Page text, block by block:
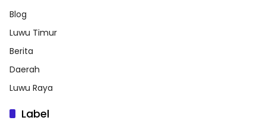
Blog
Luwu Timur
Berita
Daerah
Luwu Raya
Label